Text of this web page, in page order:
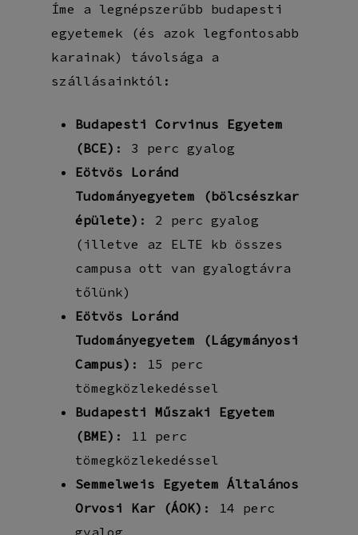
Íme a legnépszerűbb budapesti
egyetemek (és azok legfontosabb
karainak) távolsága a
szállásainktól:
Budapesti Corvinus Egyetem
(BCE) : 3 perc gyalog
Eötvös Loránd
Tudományegyetem (bölcsészkar
épülete) : 2 perc gyalog
(illetve az ELTE kb összes
campusa ott van gyalogtávra
tőlünk)
Eötvös Loránd
Tudományegyetem (Lágymányosi
Campus) : 15 perc
tömegközlekedéssel
Budapesti Műszaki Egyetem
(BME) : 11 perc
tömegközlekedéssel
Semmelweis Egyetem Általános
Orvosi Kar (ÁOK) : 14 perc